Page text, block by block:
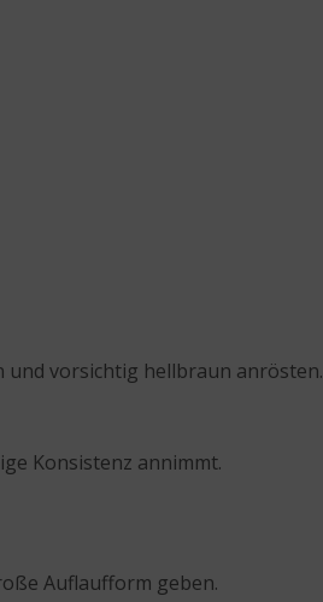
und vorsichtig hellbraun anrösten.
Konsistenz annimmt.
Auflaufform geben.